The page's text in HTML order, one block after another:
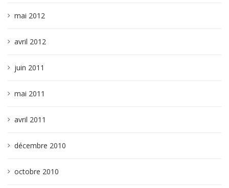
mai 2012
avril 2012
juin 2011
mai 2011
avril 2011
décembre 2010
octobre 2010